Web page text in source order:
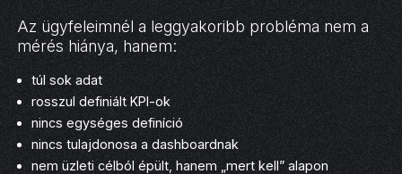
Az ügyfeleimnél a leggyakoribb probléma nem a
mérés hiánya, hanem:
túl sok adat
rosszul definiált KPI-ok
nincs egységes definíció
nincs tulajdonosa a dashboardnak
nem üzleti célból épült, hanem „mert kell” alapon